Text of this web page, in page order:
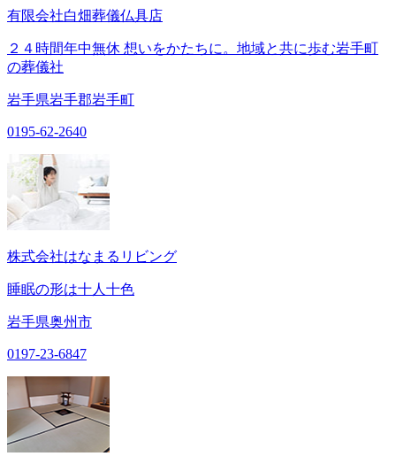
有限会社白畑葬儀仏具店
２４時間年中無休 想いをかたちに。地域と共に歩む岩手町
の葬儀社
岩手県岩手郡岩手町
0195-62-2640
株式会社はなまるリビング
睡眠の形は十人十色
岩手県奥州市
0197-23-6847